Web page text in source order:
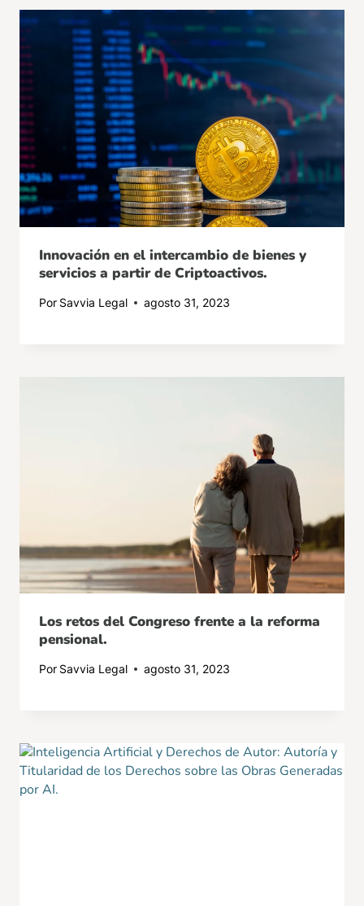
Innovación en el intercambio de bienes y
servicios a partir de Criptoactivos.
Por Savvia Legal agosto 31, 2023
Los retos del Congreso frente a la reforma
pensional.
Por Savvia Legal agosto 31, 2023